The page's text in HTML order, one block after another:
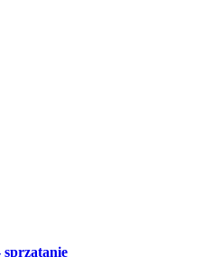
sprzątanie